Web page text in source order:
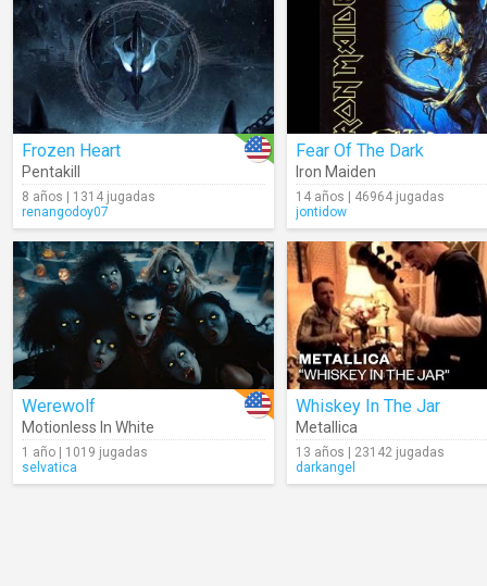
Frozen Heart
Pentakill
8 años | 1314 jugadas
renangodoy07
Fear Of The Dark
Iron Maiden
14 años | 46964 jugadas
jontidow
Werewolf
Motionless In White
1 año | 1019 jugadas
selvatica
Whiskey In The Jar
Metallica
13 años | 23142 jugadas
darkangel